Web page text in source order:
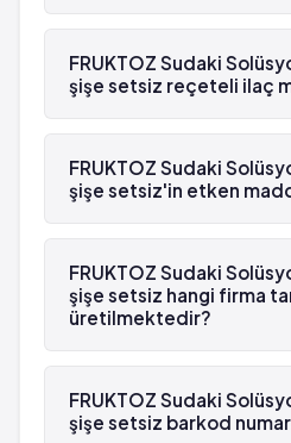
FRUKTOZ Sudaki
şişe setsiz reçeteli ilaç
Evet, FRUKTOZ Sudaki
şişe setsiz beyaz
FRUKTOZ Sudaki
şişe setsiz'in etken
FRUKTOZ Sudaki
setsiz'in etken maddesi
FRUKTOZ Sudaki
şişe setsiz hangi firma
üretilmektedir?
FRUKTOZ Sudaki
setsiz , Osel tarafından
FRUKTOZ Sudaki
şişe setsiz barkod